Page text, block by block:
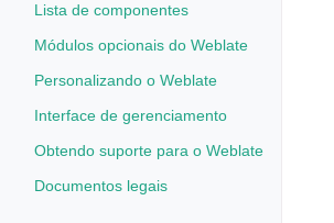
Lista de componentes
Módulos opcionais do Weblate
Personalizando o Weblate
Interface de gerenciamento
Obtendo suporte para o Weblate
Documentos legais